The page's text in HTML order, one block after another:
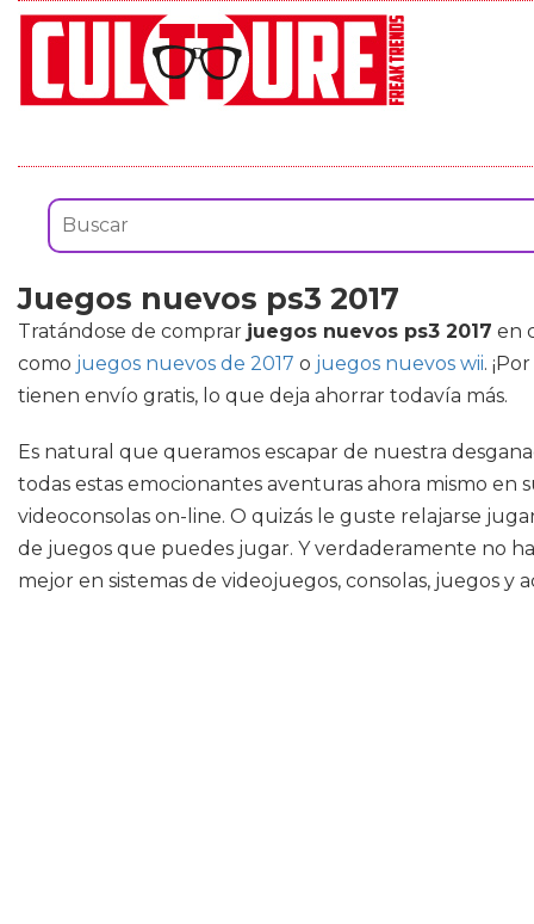
Juegos nuevos ps3 2017
Tratándose de comprar juegos nuevos ps3 2017 en
como juegos nuevos de 2017 o juegos nuevos wii.
tienen envío gratis, lo que deja ahorrar todavía más.
Es natural que queramos escapar de nuestra
todas estas emocionantes aventuras ahora mismo
videoconsolas on-line. O quizás le guste relajarse
de juegos que puedes jugar. Y verdaderamente no
mejor en sistemas de videojuegos, consolas, juegos y